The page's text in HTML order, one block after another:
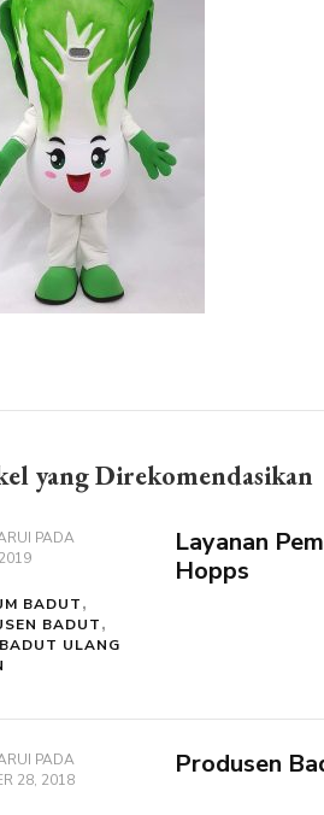
yang Direkomendasikan
PADA
BADUT
BADUT
ULANG
Layanan
Hopps
PADA
28, 2018
Produsen